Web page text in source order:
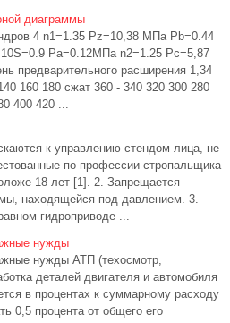
диаграммы
4 n1=1.35 Pz=10,38 МПа Pb=0.44
Pa=0.12МПа n2=1.25 Pc=5,87
предварительного расширения 1,34
160 180 сжат 360 - 340 320 300 280
400 420 ...
к управлению стендом лица, не
по профессии стропальщика
18 лет [1]. 2. Запрещается
находящейся под давлением. 3.
гидроприводе ...
нужды
нужды АТП (техосмотр,
деталей двигателя и автомобиля
в процентах к суммарному расходу
0,5 процента от общего его